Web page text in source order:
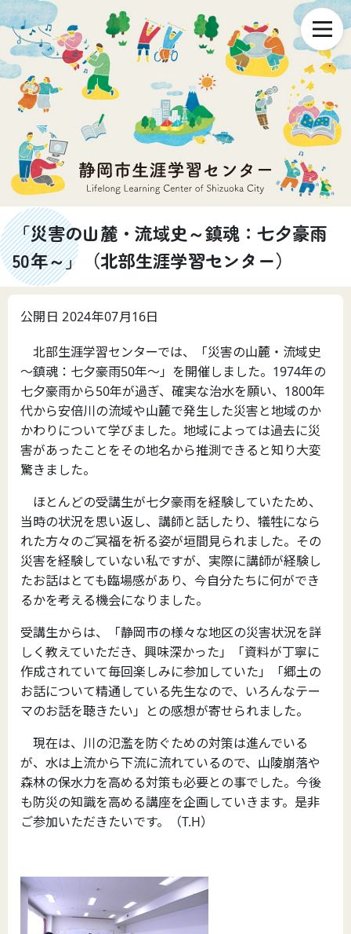
「災害の山麓・流域史～鎮魂：七夕豪雨
50年～」（北部生涯学習センター）
公開日 2024年07月16日
北部生涯学習センターでは、「災害の山麓・流域史
～鎮魂：七夕豪雨50年～」を開催しました。1974年の
七夕豪雨から50年が過ぎ、確実な治水を願い、1800年
代から安倍川の流域や山麓で発生した災害と地域のか
かわりについて学びました。地域によっては過去に災
害があったことをその地名から推測できると知り大変
驚きました。
ほとんどの受講生が七夕豪雨を経験していたため、
当時の状況を思い返し、講師と話したり、犠牲になら
れた方々のご冥福を祈る姿が垣間見られました。その
災害を経験していない私ですが、実際に講師が経験し
たお話はとても臨場感があり、今自分たちに何ができ
るかを考える機会になりました。
受講生からは、「静岡市の様々な地区の災害状況を詳
しく教えていただき、興味深かった」「資料が丁寧に
作成されていて毎回楽しみに参加していた」「郷土の
お話について精通している先生なので、いろんなテー
マのお話を聴きたい」との感想が寄せられました。
現在は、川の氾濫を防ぐための対策は進んでいる
が、水は上流から下流に流れているので、山陵崩落や
森林の保水力を高める対策も必要との事でした。今後
も防災の知識を高める講座を企画していきます。是非
ご参加いただきたいです。（T.H）